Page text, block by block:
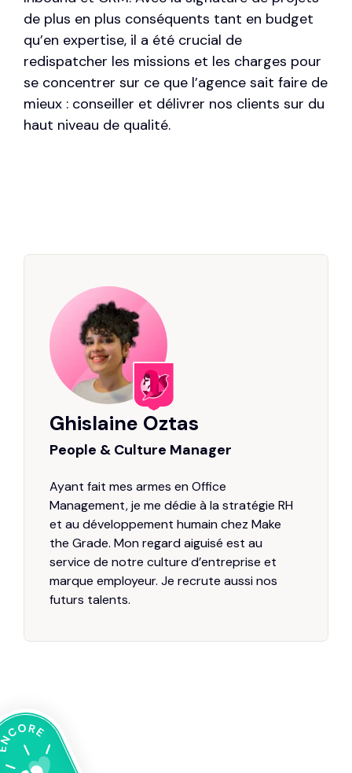
de plus en plus conséquents tant en budget
qu’en expertise, il a été crucial de
redispatcher les missions et les charges pour
se concentrer sur ce que l’agence sait faire de
mieux : conseiller et délivrer nos clients sur du
haut niveau de qualité.
Ghislaine Oztas
People & Culture Manager
Ayant fait mes armes en Office
Management, je me dédie à la stratégie RH
et au développement humain chez Make
the Grade. Mon regard aiguisé est au
service de notre culture d’entreprise et
marque employeur. Je recrute aussi nos
futurs talents.